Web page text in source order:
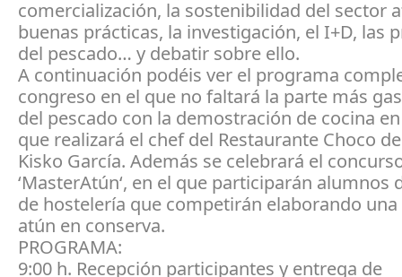
comercialización, la sostenibilidad del sector
buenas prácticas, la investigación, el I+D, las
del pescado… y debatir sobre ello.
A continuación podéis ver el programa
congreso en el que no faltará la parte más
del pescado con la demostración de cocina
que realizará el chef del Restaurante Choco
Kisko García. Además se celebrará el
‘MasterAtún‘, en el que participarán alumnos
de hostelería que competirán elaborando
atún en conserva.
PROGRAMA:
9:00 h. Recepción participantes y entrega de